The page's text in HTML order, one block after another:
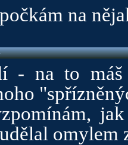
na
- na to máš
omylem